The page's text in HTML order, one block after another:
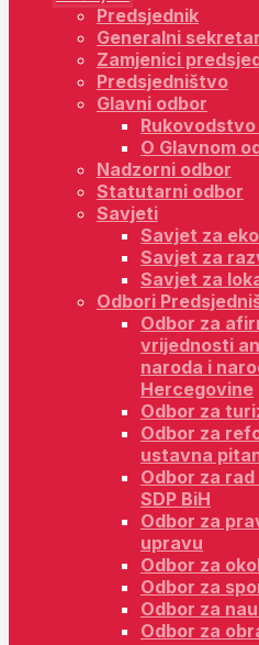
Predsjednik
Generalni sekretar
Zamjenici
Predsjedništvo
Glavni odbor
O Glavnom
Nadzorni odbor
Statutarni odbor
Savjeti
Savjet za
Savjet za
Savjet za
Odbori
Odbor za
vrijednosti
naroda i
Hercegovine
Odbor za
Odbor za
ustavna
Odbor za
SDP BiH
Odbor za
upravu
Odbor za
Odbor za
Odbor za
Odbor za